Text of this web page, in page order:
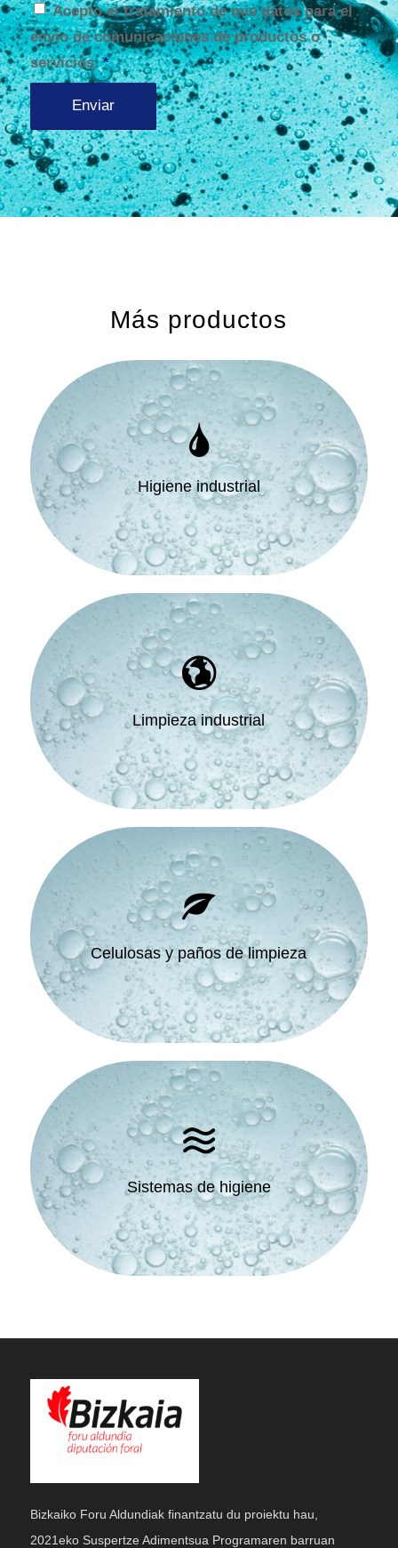
Acepto el tratamiento de mis datos para el
envío de comunicaciones de productos o
servicios.*
Más productos
Higiene industrial
Limpieza industrial
Celulosas y paños de limpieza
Sistemas de higiene
Bizkaiko Foru Aldundiak finantzatu du proiektu hau,
2021eko Suspertze Adimentsua Programaren barruan